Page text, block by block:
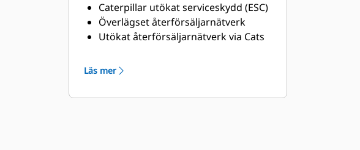
Caterpillar utökat serviceskydd (ESC)
Överlägset återförsäljarnätverk
Utökat återförsäljarnätverk via Cats
Distributor)
Läs mer